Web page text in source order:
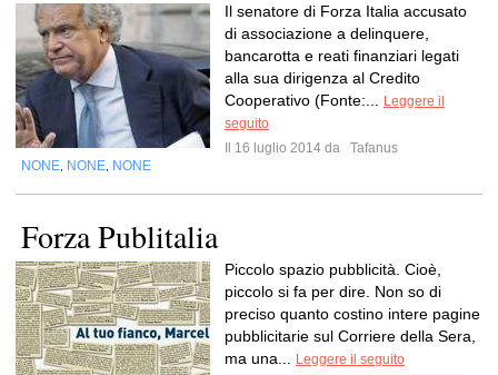
Il senatore di Forza Italia accusato
di associazione a delinquere,
bancarotta e reati finanziari legati
alla sua dirigenza al Credito
Cooperativo (Fonte:...
Leggere il
seguito
Il 16 luglio 2014 da
Tafanus
NONE NONE NONE
Forza Publitalia
Piccolo spazio pubblicità. Cioè,
piccolo si fa per dire. Non so di
preciso quanto costino intere pagine
pubblicitarie sul Corriere della Sera,
ma una...
Leggere il seguito